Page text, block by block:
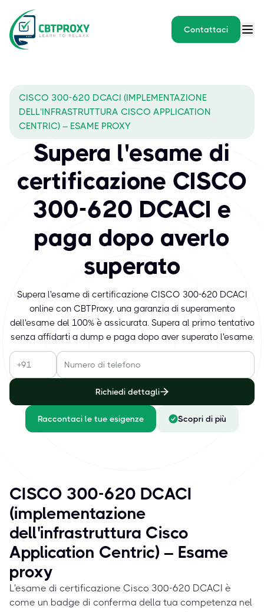
Contattaci
CISCO 300-620 DCACI (IMPLEMENTAZIONE
DELL'INFRASTRUTTURA CISCO APPLICATION
CENTRIC) – ESAME PROXY
Supera l'esame di
certificazione CISCO
300-620 DCACI e
paga dopo averlo
superato
Supera l'esame di certificazione CISCO 300-620 DCACI
online con CBTProxy, una garanzia di superamento
dell'esame del 100% è assicurata. Supera al primo tentativo
senza affidarti a dump e paga dopo aver superato l'esame.
Richiedi dettagli
Raccontaci le tue esigenze Scopri di più
CISCO 300-620 DCACI
(implementazione
dell'infrastruttura Cisco
Application Centric) – Esame
proxy
L'esame di certificazione Cisco 300-620 DCACI è
come un badge di conferma della tua competenza nel